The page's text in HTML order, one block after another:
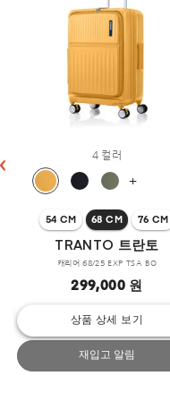
4 컬러
+
54 CM 68 CM 76 CM
TRANTO 트란토
캐리어 68/25 EXP TSA BO
299,000 원
상품 상세 보기
재입고 알림